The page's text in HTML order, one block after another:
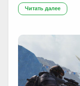
Читать далее